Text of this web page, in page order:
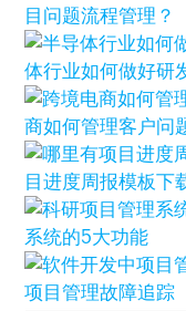
目问题流程管理？
体行业如何做好研
商如何管理客户问
目进度周报模板下
系统的5大功能
项目管理故障追踪